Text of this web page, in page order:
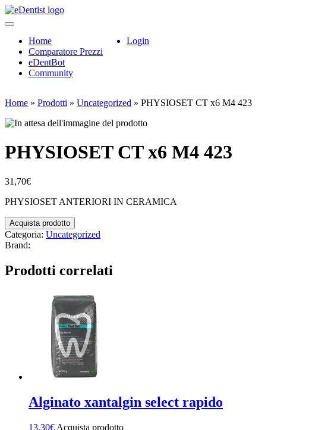
Home
Comparatore Prezzi
eDentBot
Community
Login
Home » Prodotti » Uncategorized » PHYSIOSET CT x6 M4 423
PHYSIOSET CT x6 M4 423
31,70€
PHYSIOSET ANTERIORI IN CERAMICA
Acquista prodotto
Categoria: Uncategorized
Brand:
Prodotti correlati
Alginato xantalgin select rapido
13,30€ Acquista prodotto